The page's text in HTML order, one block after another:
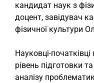
кандидат наук з
доцент, завідувач
фізичної культури
Науковці-
рівень підготовки
аналізу